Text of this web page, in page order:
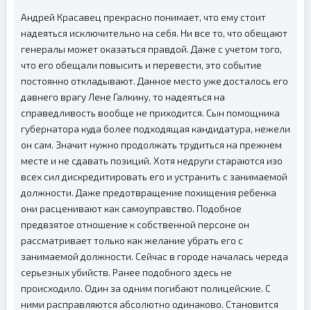
Андрей Красавец прекрасно понимает, что ему стоит
надеяться исключительно на себя. Ни все то, что обещают
генералы может оказаться правдой. Даже с учетом того,
что его обещали повысить и перевести, это событие
постоянно откладывают. Данное место уже досталось его
давнего врагу Лене Галкину, то надеяться на
справедливость вообще не приходится. Сын помощника
губернатора куда более подходящая кандидатура, нежели
он сам. Значит нужно продолжать трудиться на прежнем
месте и не сдавать позиций. Хотя недруги стараются изо
всех сил дискредитировать его и устранить с занимаемой
должности. Даже предотвращение похищения ребенка
они расценивают как самоуправство. Подобное
предвзятое отношение к собственной персоне он
рассматривает только как желание убрать его с
занимаемой должности. Сейчас в городе началась череда
серьезных убийств. Ранее подобного здесь не
происходило. Один за одним погибают полицейские. С
ними расправляются абсолютно одинаково. Становится